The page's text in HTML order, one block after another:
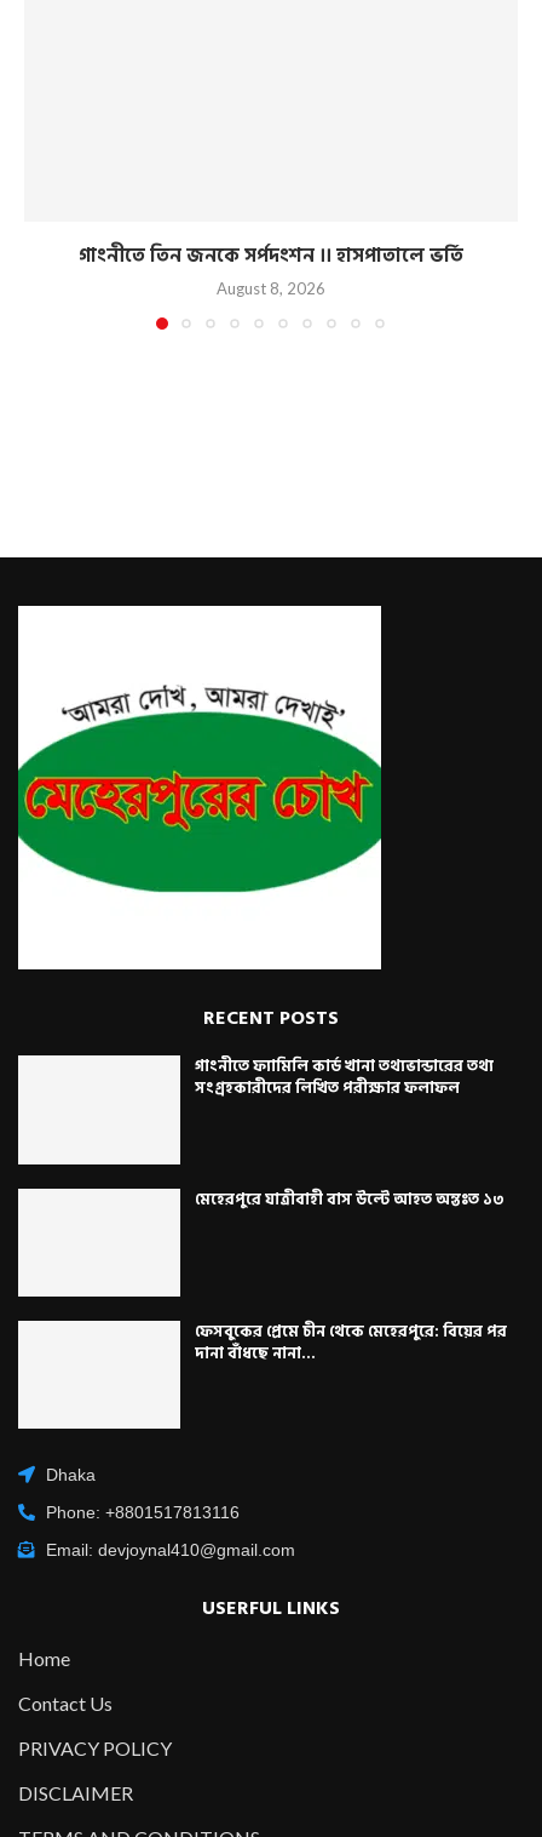
গাংনীতে তিন জনকে সর্পদংশন ।। হাসপাতালে ভর্তি
August 8, 2026
RECENT POSTS
গাংনীতে ফ্যামিলি কার্ড খানা তথ্যভান্ডারের তথ্য
সংগ্রহকারীদের লিখিত পরীক্ষার ফলাফল
মেহেরপুরে যাত্রীবাহী বাস উল্টে আহত অন্তঃত ১৩
ফেসবুকের প্রেমে চীন থেকে মেহেরপুরে: বিয়ের পর
দানা বাঁধছে নানা...
Dhaka
Phone: +8801517813116
Email: devjoynal410@gmail.com
USERFUL LINKS
Home
Contact Us
PRIVACY POLICY
DISCLAIMER